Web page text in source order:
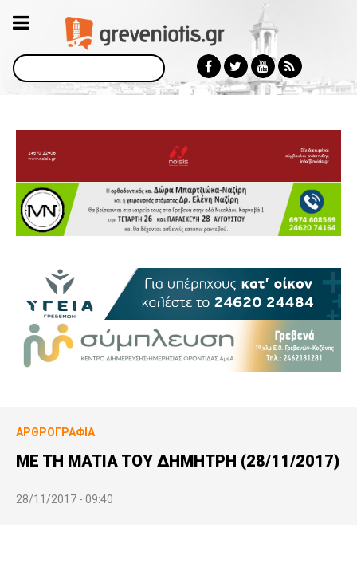
Αναζήτηση
ΑΡΘΡΟΓΡΑΦΊΑ
ME TH MATIA TOY ΔΗΜΗΤΡΗ (28/11/2017)
28/11/2017 - 09:40